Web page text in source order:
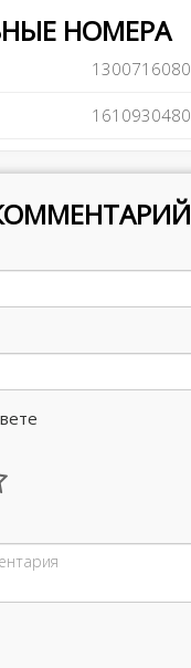
НОМЕРА
1300716080
1610930480